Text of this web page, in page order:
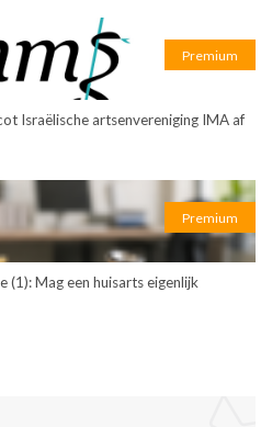
Premium
Israëlische artsenvereniging IMA af
Premium
Mag een huisarts eigenlijk